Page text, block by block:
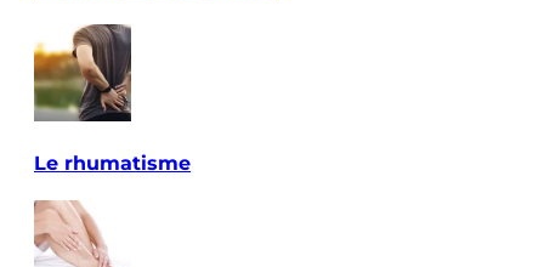
Le rhumatisme